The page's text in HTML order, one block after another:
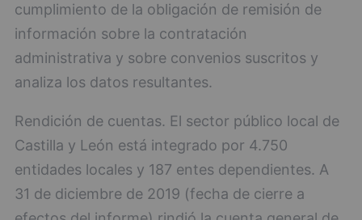
cumplimiento de la obligación de remisión de
información sobre la contratación
administrativa y sobre convenios suscritos y
analiza los datos resultantes.
Rendición de cuentas. El sector público local de
Castilla y León está integrado por 4.750
entidades locales y 187 entes dependientes. A
31 de diciembre de 2019 (fecha de cierre a